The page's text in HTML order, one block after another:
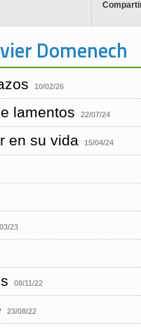
Domenech
10/02/26
lamentos 22/07/24
en su vida 15/04/24
23
08/11/22
23/08/22